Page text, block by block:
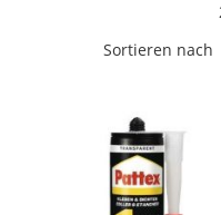
Sortieren nach